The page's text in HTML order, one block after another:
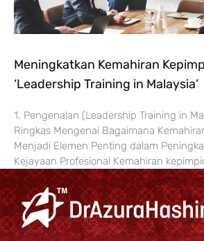
Meningkatkan Kemahiran
‘Leadership Training in Malaysia’
1. Pengenalan (Leadership Training in
Ringkas Mengenai Bagaimana
Menjadi Elemen Penting dalam
Kejayaan Profesional Kemahiran